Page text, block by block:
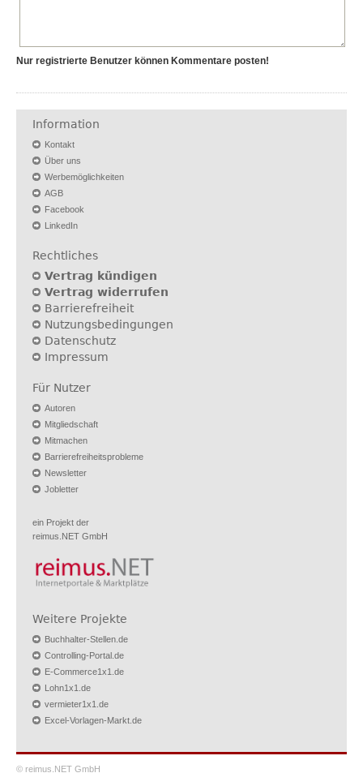
Nur registrierte Benutzer können Kommentare posten!
Information
Kontakt
Über uns
Werbemöglichkeiten
AGB
Facebook
LinkedIn
Rechtliches
Vertrag kündigen
Vertrag widerrufen
Barrierefreiheit
Nutzungsbedingungen
Datenschutz
Impressum
Für Nutzer
Autoren
Mitgliedschaft
Mitmachen
Barrierefreiheitsprobleme
Newsletter
Jobletter
ein Projekt der
reimus.NET GmbH
Weitere Projekte
Buchhalter-Stellen.de
Controlling-Portal.de
E-Commerce1x1.de
Lohn1x1.de
vermieter1x1.de
Excel-Vorlagen-Markt.de
© reimus.NET GmbH